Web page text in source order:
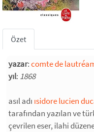
Özet
yazar:comte de
yıl: 1868
asıl adı ısidore lucien
tarafından yazılan ve
çevrilen eser, ilahi